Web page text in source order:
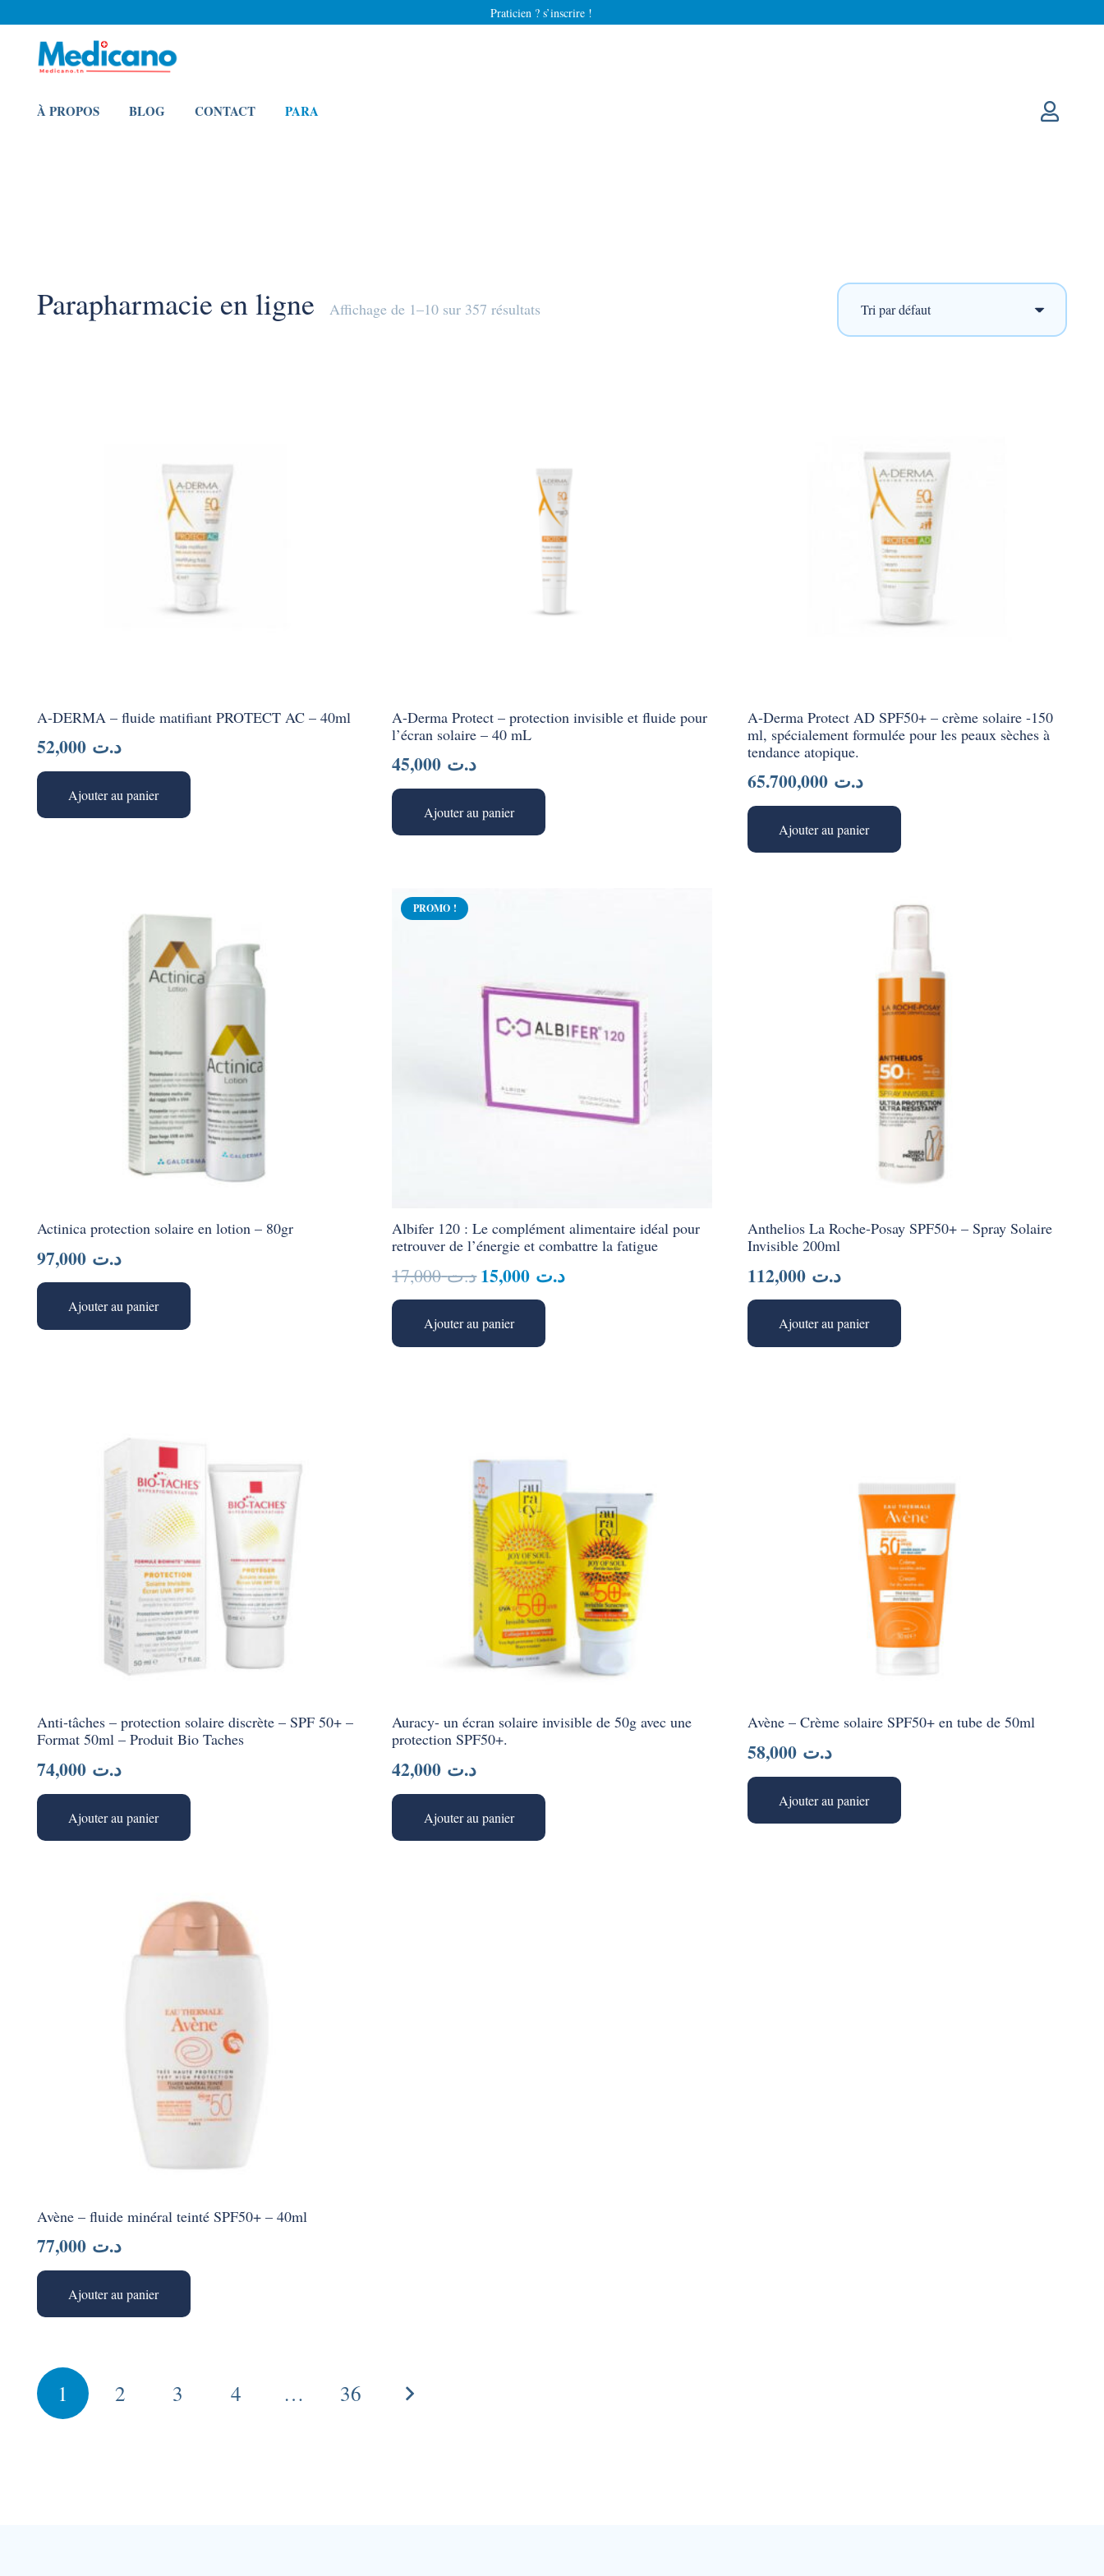
Praticien ? s’inscrire !
À PROPOS BLOG CONTACT PARA
Parapharmacie en ligne Affichage de 1–10 sur 357 résultats
A-DERMA – fluide matifiant PROTECT AC – 40ml
د.ت
Ajouter au panier
A-Derma Protect – protection invisible et fluide pour
l’écran solaire – 40 mL
د.ت
Ajouter au panier
A-Derma Protect AD SPF50+ – crème solaire -150
ml, spécialement formulée pour les peaux sèches à
tendance atopique.
د.ت 65.700,000
Ajouter au panier
Actinica protection solaire en lotion – 80gr
د.ت
Ajouter au panier
PROMO !
Albifer 120 : Le complément alimentaire idéal pour
retrouver de l’énergie et combattre la fatigue
د.ت17,000
Le
prix
initial
était :
د.تLe
Ajouter au panier
Anthelios La Roche-Posay SPF50+ – Spray Solaire
Invisible 200ml
د.ت 112,000
Ajouter au panier
Anti-tâches – protection solaire discrète – SPF 50+ –
Format 50ml – Produit Bio Taches
د.ت
Ajouter au panier
Auracy- un écran solaire invisible de 50g avec une
protection SPF50+.
د.ت
Ajouter au panier
Avène – Crème solaire SPF50+ en tube de 50ml
د.ت 58,000
Ajouter au panier
Avène – fluide minéral teinté SPF50+ – 40ml
د.ت
Ajouter au panier
Pagination
des
1 2 3 4 … 36